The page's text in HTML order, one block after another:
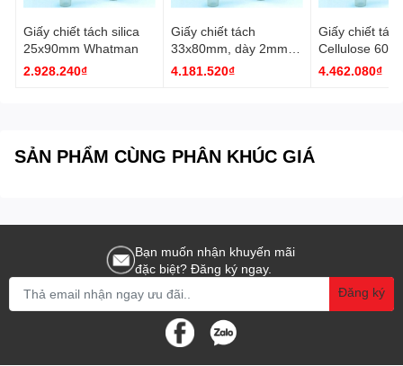
Giấy chiết tách silica
25x90mm Whatman
2.928.240₫
Giấy chiết tách
33x80mm, dày 2mm
Whatman
4.181.520₫
Giấy chiết tách
Cellulose 603,
25x100mm,
4.462.080₫
SẢN PHẨM CÙNG PHÂN KHÚC GIÁ
Bạn muốn nhận khuyến mãi
đặc biệt? Đăng ký ngay.
Đăng ký